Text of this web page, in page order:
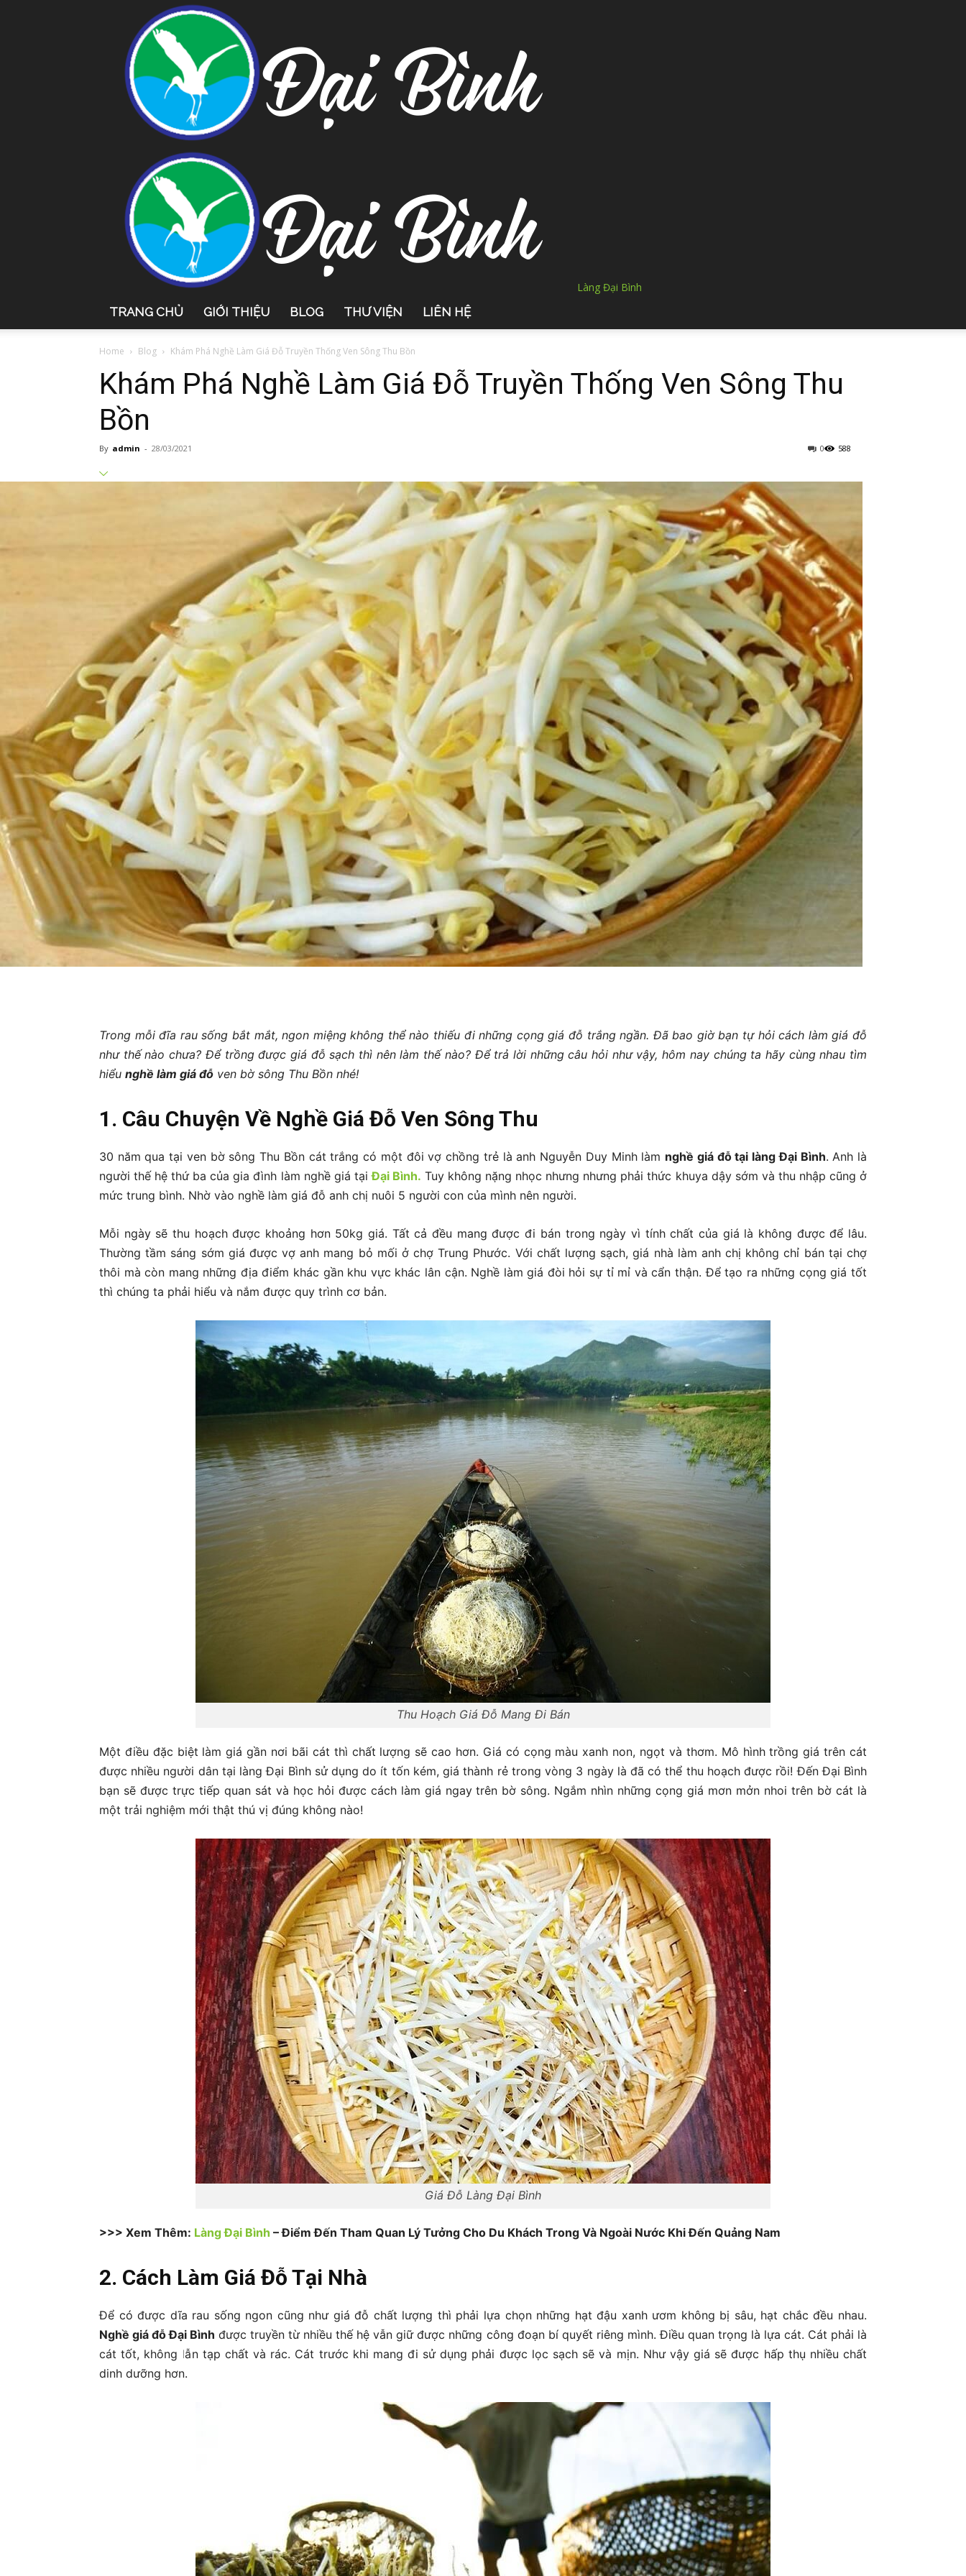
Làng Đại Bình
TRANG CHỦ GIỚI THIỆU BLOG THƯ VIỆN LIÊN HỆ
Home Blog Khám Phá Nghề Làm Giá Đỗ Truyền Thống Ven Sông Thu Bồn
Khám Phá Nghề Làm Giá Đỗ Truyền Thống Ven Sông Thu
Bồn
By admin - 28/03/2021 588
0
Trong mỗi đĩa rau sống bắt mắt, ngon miệng không thể nào thiếu đi những cọng giá đỗ trắng ngần. Đã bao giờ bạn tự hỏi cách làm giá đỗ
như thế nào chưa? Để trồng được giá đỗ sạch thì nên làm thế nào? Để trả lời những câu hỏi như vậy, hôm nay chúng ta hãy cùng nhau tìm
hiểu nghề làm giá đỗ ven bờ sông Thu Bồn nhé!
1. Câu Chuyện Về Nghề Giá Đỗ Ven Sông Thu
30 năm qua tại ven bờ sông Thu Bồn cát trắng có một đôi vợ chồng trẻ là anh Nguyễn Duy Minh làm nghề giá đỗ tại làng Đại Bình. Anh là
người thế hệ thứ ba của gia đình làm nghề giá tạiĐại Bình. Tuy không nặng nhọc nhưng nhưng phải thức khuya dậy sớm và thu nhập cũng ở
mức trung bình. Nhờ vào nghề làm giá đỗ anh chị nuôi 5 người con của mình nên người.
Mỗi ngày sẽ thu hoạch được khoảng hơn 50kg giá. Tất cả đều mang được đi bán trong ngày vì tính chất của giá là không được để lâu.
Thường tầm sáng sớm giá được vợ anh mang bỏ mối ở chợ Trung Phước. Với chất lượng sạch, giá nhà làm anh chị không chỉ bán tại chợ
thôi mà còn mang những địa điểm khác gần khu vực khác lân cận. Nghề làm giá đòi hỏi sự tỉ mỉ và cẩn thận. Để tạo ra những cọng giá tốt
thì chúng ta phải hiểu và nắm được quy trình cơ bản.
Thu Hoạch Giá Đỗ Mang Đi Bán
Một điều đặc biệt làm giá gần nơi bãi cát thì chất lượng sẽ cao hơn. Giá có cọng màu xanh non, ngọt và thơm. Mô hình trồng giá trên cát
được nhiều người dân tại làng Đại Bình sử dụng do ít tốn kém, giá thành rẻ trong vòng 3 ngày là đã có thể thu hoạch được rồi! Đến Đại Bình
bạn sẽ được trực tiếp quan sát và học hỏi được cách làm giá ngay trên bờ sông. Ngắm nhìn những cọng giá mơn mởn nhoi trên bờ cát là
một trải nghiệm mới thật thú vị đúng không nào!
Giá Đỗ Làng Đại Bình
>>> Xem Thêm: Làng Đại Bình – Điểm Đến Tham Quan Lý Tưởng Cho Du Khách Trong Và Ngoài Nước Khi Đến Quảng Nam
2. Cách Làm Giá Đỗ Tại Nhà
Để có được dĩa rau sống ngon cũng như giá đỗ chất lượng thì phải lựa chọn những hạt đậu xanh ươm không bị sâu, hạt chắc đều nhau.
Nghề giá đỗ Đại Bình được truyền từ nhiều thế hệ vẫn giữ được những công đoạn bí quyết riêng mình. Điều quan trọng là lựa cát. Cát phải là
cát tốt, không lẫn tạp chất và rác. Cát trước khi mang đi sử dụng phải được lọc sạch sẽ và mịn. Như vậy giá sẽ được hấp thụ nhiều chất
dinh dưỡng hơn.